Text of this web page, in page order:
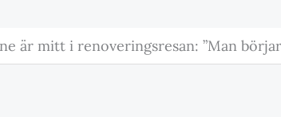
är mitt i renoveringsresan: ”Man